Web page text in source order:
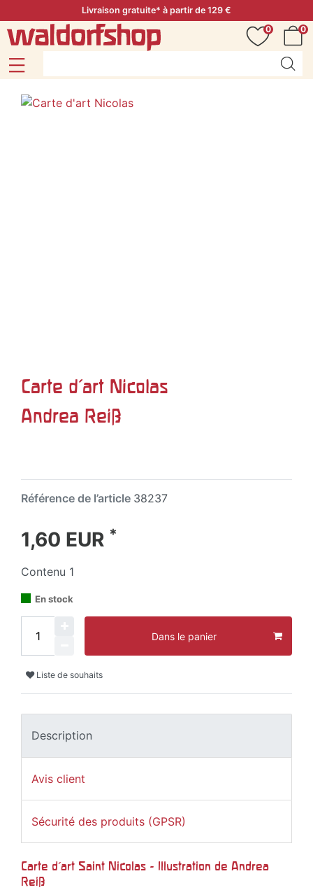
Livraison gratuite* à partir de 129 €
0
0
Carte d'art Nicolas
Andrea Reiß
Référence de l’article 38237
1,60 EUR *
Contenu 1
En stock
Dans le panier
Liste de souhaits
Description
Avis client
Sécurité des produits (GPSR)
Carte d'art Saint Nicolas - Illustration de Andrea
Reiß